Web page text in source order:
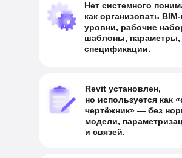
Revit установлен,
но используется как
чертёжник» — без
модели,
и связей.
Нет системного
как организовать
уровни, рабочие
шаблоны, параметры,
спецификации.